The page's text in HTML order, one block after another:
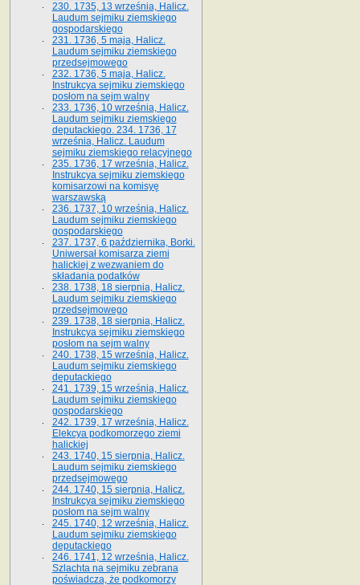
230. 1735, 13 września, Halicz.
Laudum sejmiku ziemskiego
gospodarskiego
231. 1736, 5 maja, Halicz.
Laudum sejmiku ziemskiego
przedsejmowego
232. 1736, 5 maja, Halicz.
Instrukcya sejmiku ziemskiego
posłom na sejm walny
233. 1736, 10 września, Halicz.
Laudum sejmiku ziemskiego
deputackiego. 234. 1736, 17
września, Halicz. Laudum
sejmiku ziemskiego relacyjnego
235. 1736, 17 września, Halicz.
Instrukcya sejmiku ziemskiego
komisarzowi na komisyę
warszawską
236. 1737, 10 września, Halicz.
Laudum sejmiku ziemskiego
gospodarskiego
237. 1737, 6 października, Borki.
Uniwersał komisarza ziemi
halickiej z wezwaniem do
składania podatków
238. 1738, 18 sierpnia, Halicz.
Laudum sejmiku ziemskiego
przedsejmowego
239. 1738, 18 sierpnia, Halicz.
Instrukcya sejmiku ziemskiego
posłom na sejm walny
240. 1738, 15 września, Halicz.
Laudum sejmiku ziemskiego
deputackiego
241. 1739, 15 września, Halicz.
Laudum sejmiku ziemskiego
gospodarskiego
242. 1739, 17 września, Halicz.
Elekcya podkomorzego ziemi
halickiej
243. 1740, 15 sierpnia, Halicz.
Laudum sejmiku ziemskiego
przedsejmowego
244. 1740, 15 sierpnia, Halicz.
Instrukcya sejmiku ziemskiego
posłom na sejm walny
245. 1740, 12 września, Halicz.
Laudum sejmiku ziemskiego
deputackiego
246. 1741, 12 września, Halicz.
Szlachta na sejmiku zebrana
poświadcza, że podkomorzy